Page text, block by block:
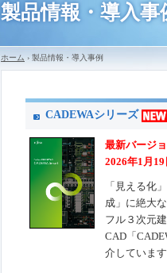
製品情報・導入事
ホーム › 製品情報・導入事例
CADEWAシリーズ
最新バージョ
2026年1月
「見える化
成」に絶大
フル３次元
CAD「
介しています